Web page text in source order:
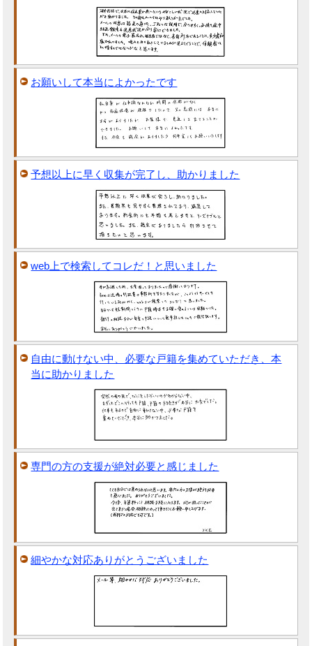
お願いして本当によかったです
予想以上に早く収集が完了し、助かりました
web上で検索してコレだ！と思いました
自由に動けない中、必要な戸籍を集めていただき、本
当に助かりました
専門の方の支援が絶対必要と感じました
細やかな対応ありがとうございました